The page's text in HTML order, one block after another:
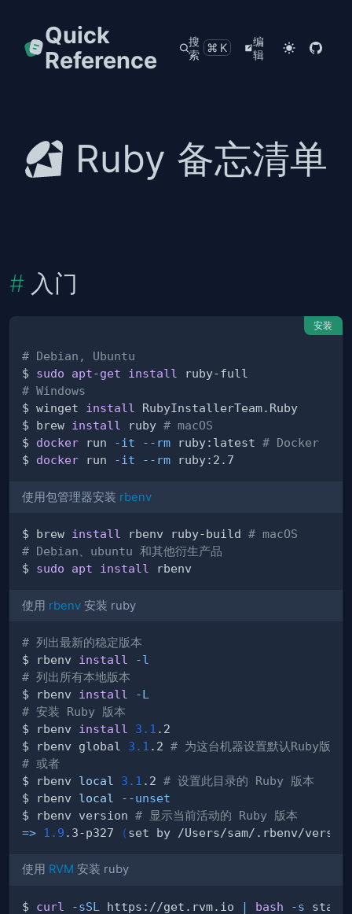
Quick
Reference
搜
索
⌘K
编
辑
Ruby 备忘清单
入门
安装
# Debian, Ubuntu
$ sudo apt-get install
# Windows
$ winget install
$ brew install ruby # macOS
$ docker run -it --rm ruby:latest # Docker
$ docker run -it --rm
使用包管理器安装 rbenv
$ brew install rbenv ruby-build # macOS
# Debian、ubuntu 和其他衍生产品
$ sudo apt install
使用 rbenv 安装 ruby
# 列出最新的稳定版本
$ rbenv install
-l
# 列出所有本地版本
$ rbenv install
-L
# 安装 Ruby 版本
$ rbenv install 3.1
$ rbenv global 3.1 .2 # 为这台机器设置默认Ruby版本
# 或者
$ rbenv local 3.1 .2 # 设置此目录的 Ruby 版本
$ rbenv local
--unset
$ rbenv version # 显示当前活动的 Ruby 版本
=> 1.9 .3-p327 (set by /Users/sam/.rbenv/
使用 RVM 安装 ruby
$ curl -sSL https://get.rvm.io | bash
-s